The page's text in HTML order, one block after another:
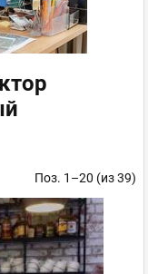
Поз. 1–20 (из 39)